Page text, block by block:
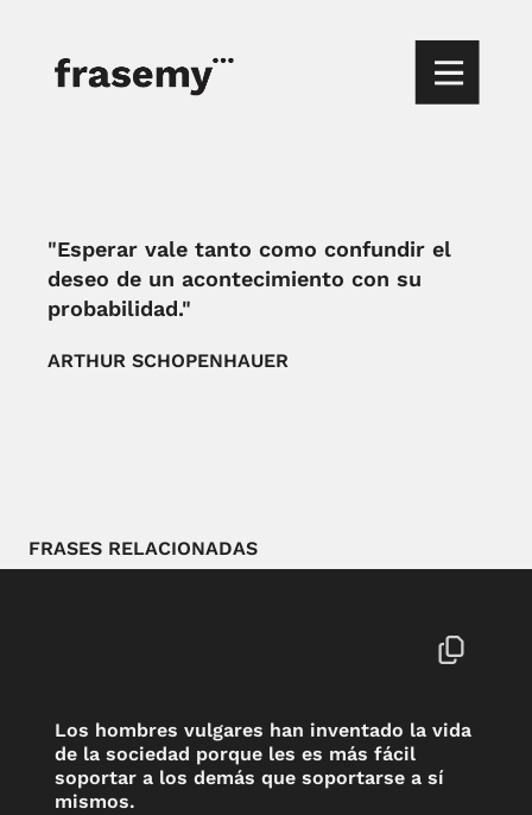
"Esperar vale tanto como confundir el
deseo de un acontecimiento con su
probabilidad."
ARTHUR SCHOPENHAUER
FRASES RELACIONADAS
Los hombres vulgares han inventado la vida
de la sociedad porque les es más fácil
soportar a los demás que soportarse a sí
mismos.